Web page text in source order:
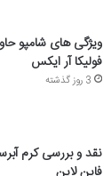
ویژگی های شامپو
فولیکا آر ایکس
3 روز گذشته
نقد و بررسی کرم